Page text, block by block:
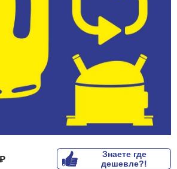
Знаете где
дешевле?!